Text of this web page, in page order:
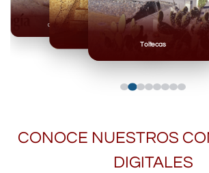
Toltecas
Olmecas
CONOCE NUESTROS
DIGITALES